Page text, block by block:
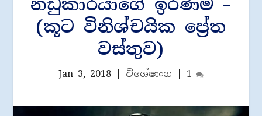
නඩුකාරයාගේ ඉරණම –
(කූට විනිශ්චයික ප්‍රේත
වස්තුව)
Jan 3, 2018 විශේෂාංග 1